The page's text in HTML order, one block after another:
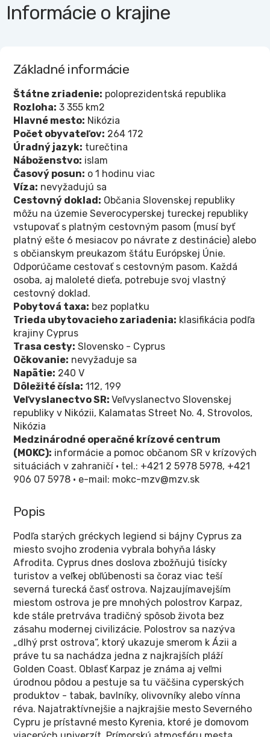
Informácie o krajine
Základné informácie
Štátne zriadenie: poloprezidentská republika
Rozloha: 3 355 km2
Hlavné mesto: Nikózia
Počet obyvateľov: 264 172
Úradný jazyk: turečtina
Náboženstvo: islam
Časový posun: o 1 hodinu viac
Víza: nevyžadujú sa
Cestovný doklad: Občania Slovenskej republiky
môžu na územie Severocyperskej tureckej republiky
vstupovať s platným cestovným pasom (musí byť
platný ešte 6 mesiacov po návrate z destinácie) alebo
s občianskym preukazom štátu Európskej Únie.
Odporúčame cestovať s cestovným pasom. Každá
osoba, aj maloleté dieťa, potrebuje svoj vlastný
cestovný doklad.
Pobytová taxa: bez poplatku
Trieda ubytovacieho zariadenia: klasifikácia podľa
krajiny Cyprus
Trasa cesty: Slovensko - Cyprus
Očkovanie: nevyžaduje sa
Napätie: 240 V
Dôležité čísla: 112, 199
Veľvyslanectvo SR: Veľvyslanectvo Slovenskej
republiky v Nikózii, Kalamatas Street No. 4, Strovolos,
Nikózia
Medzinárodné operačné krízové centrum
(MOKC): informácie a pomoc občanom SR v krízových
situáciách v zahraničí • tel.: +421 2 5978 5978, +421
906 07 5978 • e-mail: mokc-mzv@mzv.sk
Popis
Podľa starých gréckych legiend si bájny Cyprus za
miesto svojho zrodenia vybrala bohyňa lásky
Afrodita. Cyprus dnes doslova zbožňujú tisícky
turistov a veľkej obľúbenosti sa čoraz viac teší
severná turecká časť ostrova. Najzaujímavejším
miestom ostrova je pre mnohých polostrov Karpaz,
kde stále pretrváva tradičný spôsob života bez
zásahu modernej civilizácie. Polostrov sa nazýva
„dlhý prst ostrova“, ktorý ukazuje smerom k Ázii a
práve tu sa nachádza jedna z najkrajších pláží
Golden Coast. Oblasť Karpaz je známa aj veľmi
úrodnou pôdou a pestuje sa tu väčšina cyperských
produktov - tabak, bavlníky, olivovníky alebo vínna
réva. Najatraktívnejšie a najkrajšie mesto Severného
Cypru je prístavné mesto Kyrenia, ktoré je domovom